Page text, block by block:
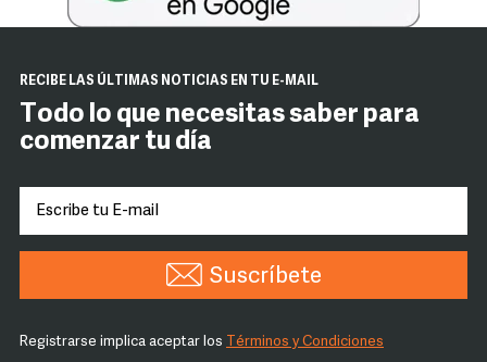
RECIBE LAS ÚLTIMAS NOTICIAS EN TU E-MAIL
Todo lo que necesitas saber para
comenzar tu día
Suscríbete
Registrarse implica aceptar los Términos y Condiciones